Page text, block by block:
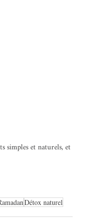
simples et naturels, et
Détox naturel